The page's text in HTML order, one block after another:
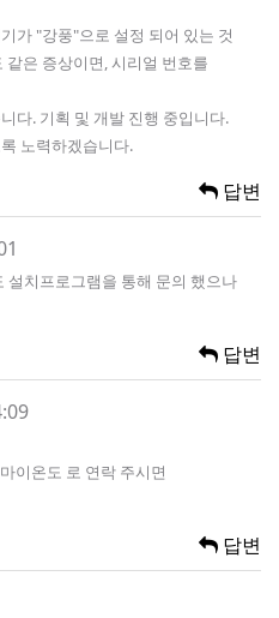
가 "강풍"으로 설정 되어 있는 것
은 증상이면, 시리얼 번호를
다. 기획 및 개발 진행 중입니다.
노력하겠습니다.
답변
치프로그램을 통해 문의 했으나
답변
이온도 로 연락 주시면
답변